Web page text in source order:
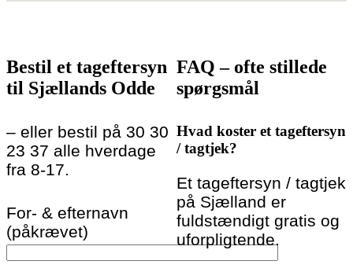
Bestil et tageftersyn
til Sjællands Odde
– eller bestil på 30 30
23 37 alle hverdage
fra 8-17.
For- & efternavn
(påkrævet)
FAQ – ofte stillede
spørgsmål
Hvad koster et tageftersyn
/ tagtjek?
Et tageftersyn / tagtjek
på Sjælland er
fuldstændigt gratis og
uforpligtende.